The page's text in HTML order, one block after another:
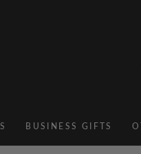
BUSINESS GIFTS